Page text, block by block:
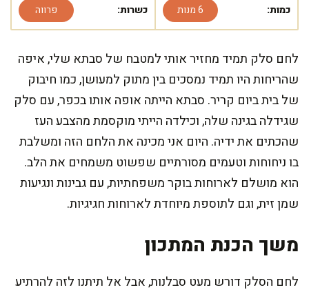
כמות: 6 מנות כשרות: פרווה
לחם סלק תמיד מחזיר אותי למטבח של סבתא שלי, איפה
שהריחות היו תמיד נמסכים בין מתוק למעושן, כמו חיבוק
של בית ביום קריר. סבתא הייתה אופה אותו בכפר, עם סלק
שגידלה בגינה שלה, וכילדה הייתי מוקסמת מהצבע העז
שהכתים את ידיה. היום אני מכינה את הלחם הזה ומשלבת
בו ניחוחות וטעמים מסורתיים שפשוט משמחים את הלב.
הוא מושלם לארוחות בוקר משפחתיות, עם גבינות ונגיעות
שמן זית, וגם לתוספת מיוחדת לארוחות חגיגיות.
משך הכנת המתכון
לחם הסלק דורש מעט סבלנות, אבל אל תיתנו לזה להרתיע